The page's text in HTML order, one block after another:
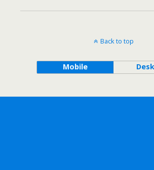
Back to top
Mobile